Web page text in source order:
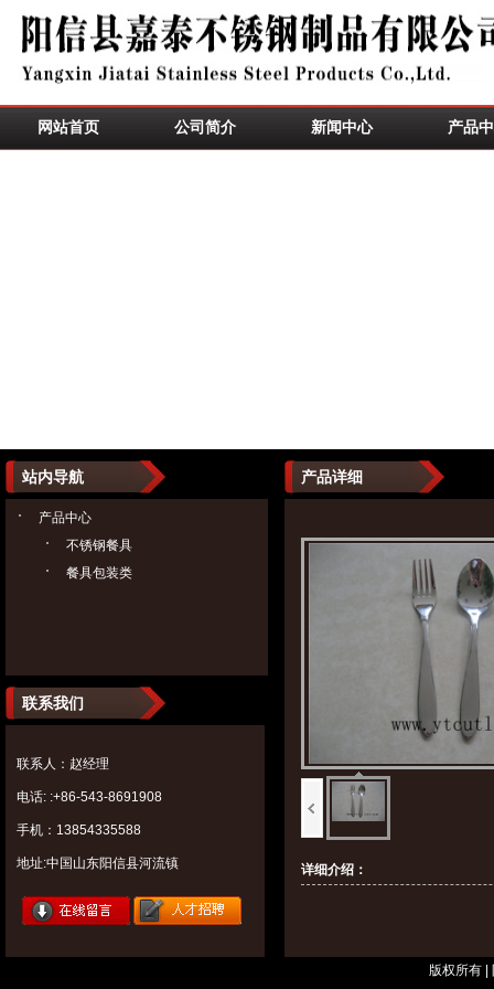
网站首页 公司简介 新闻中心 产品
产品详细
详细介绍：
站内导航
产品中心
不锈钢餐具
餐具包装类
联系我们
联系人：赵经理
电话: :+86-543-8691908
手机：13854335588
地址:中国山东阳信县河流镇
版权所有 |